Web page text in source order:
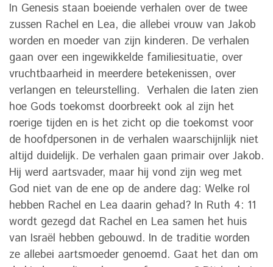
In Genesis staan boeiende verhalen over de twee
zussen Rachel en Lea, die allebei vrouw van Jakob
worden en moeder van zijn kinderen. De verhalen
gaan over een ingewikkelde familiesituatie, over
vruchtbaarheid in meerdere betekenissen, over
verlangen en teleurstelling. Verhalen die laten zien
hoe Gods toekomst doorbreekt ook al zijn het
roerige tijden en is het zicht op die toekomst voor
de hoofdpersonen in de verhalen waarschijnlijk niet
altijd duidelijk. De verhalen gaan primair over Jakob.
Hij werd aartsvader, maar hij vond zijn weg met
God niet van de ene op de andere dag: Welke rol
hebben Rachel en Lea daarin gehad? In Ruth 4: 11
wordt gezegd dat Rachel en Lea samen het huis
van Israël hebben gebouwd. In de traditie worden
ze allebei aartsmoeder genoemd. Gaat het dan om